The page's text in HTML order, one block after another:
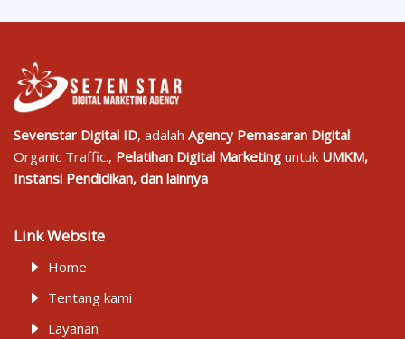
Sevenstar Digital ID, adalah Agency Pemasaran Digital
Organic Traffic., Pelatihan Digital Marketing untuk UMKM,
Instansi Pendidikan, dan lainnya
Link Website
Home
Tentang kami
Layanan